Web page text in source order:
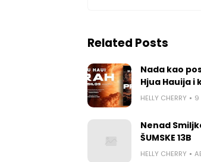
Related Posts
Nada kao
Hjua Hauija i
HELLY CHERRY 9
Nenad
ŠUMSKE 13B
HELLY CHERRY